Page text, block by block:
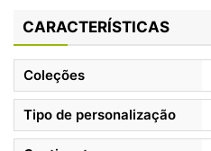
CARACTERÍSTICAS
Coleções
Tipo de personalização